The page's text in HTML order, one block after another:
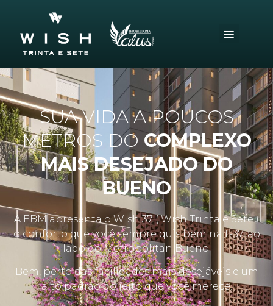
SUA VIDA A POUCOS
METROS DO COMPLEXO
MAIS DESEJADO DO
BUENO
A EBM apresenta o Wish 37 ( Wish Trinta e Sete )
o conforto que você sempre quis bem na t-37, ao
lado do Metropolitan Bueno.
Bem, perto das facilidades mais desejáveis e um
alto padrão do jeito que você merece.